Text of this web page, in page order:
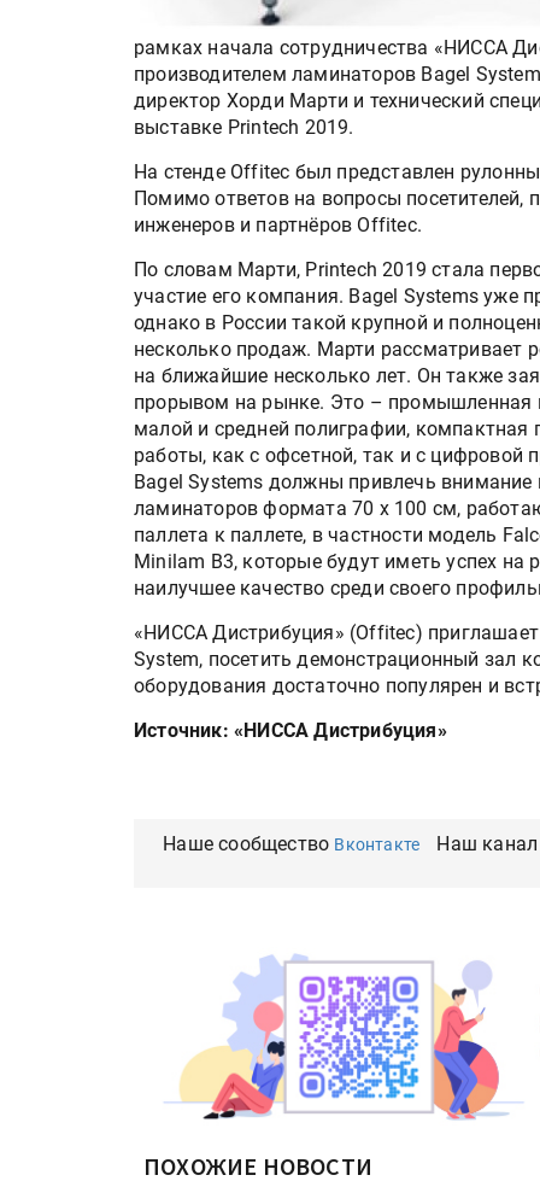
рамках начала сотрудничества «НИССА
производителем ламинаторов Bagel
директор Хорди Марти и технический
выставке Printech 2019.
На стенде Offitec был представлен
Помимо ответов на вопросы посетителей,
инженеров и партнёров Offitec.
По словам Марти, Printech 2019 стала
участие его компания. Bagel Systems уже
однако в России такой крупной и
несколько продаж. Марти рассматривает
на ближайшие несколько лет. Он также
прорывом на рынке. Это – промышленная
малой и средней полиграфии, компактная
работы, как с офсетной, так и с цифровой
Bagel Systems должны привлечь внимание
ламинаторов формата 70 x 100 см,
паллета к паллете, в частности модель
Minilam B3, которые будут иметь успех на
наилучшее качество среди своего
«НИССА Дистрибуция» (Offitec)
System, посетить демонстрационный зал
оборудования достаточно популярен и
Источник: «НИССА Дистрибуция»
Наше сообщество Вконтакте Наш канал
ПОХОЖИЕ НОВОСТИ